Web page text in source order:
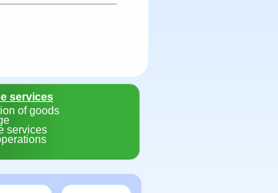
services
of goods
services